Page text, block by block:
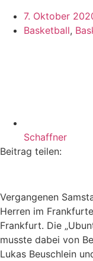
7. Oktober
Basketball,
Schaffner
Beitrag teilen:
Vergangenen
Herren im
Frankfurt. Die
musste dabei von
Lukas Beuschlein